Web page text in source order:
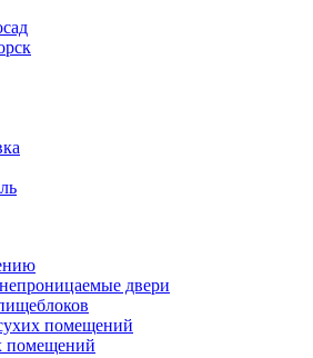
двери
помещений
помещений